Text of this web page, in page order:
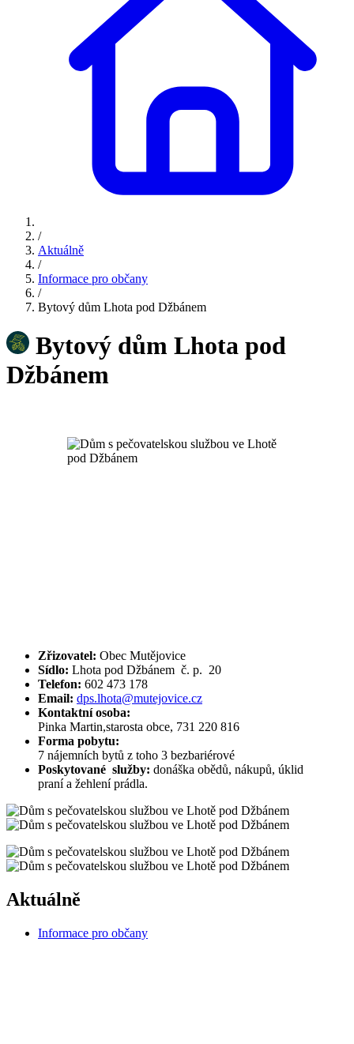
/
Aktuálně
/
Informace pro občany
/
Bytový dům Lhota pod Džbánem
Bytový dům Lhota pod
Džbánem
Zřizovatel: Obec Mutějovice
Sídlo: Lhota pod Džbánem č. p. 20
Telefon: 602 473 178
Email: dps.lhota@mutejovice.cz
Kontaktní osoba:
Pinka Martin,starosta obce, 731 220 816
Forma pobytu:
7 nájemních bytů z toho 3 bezbariérové
Poskytované služby: donáška obědů, nákupů, úklid
praní a žehlení prádla.
Aktuálně
Informace pro občany